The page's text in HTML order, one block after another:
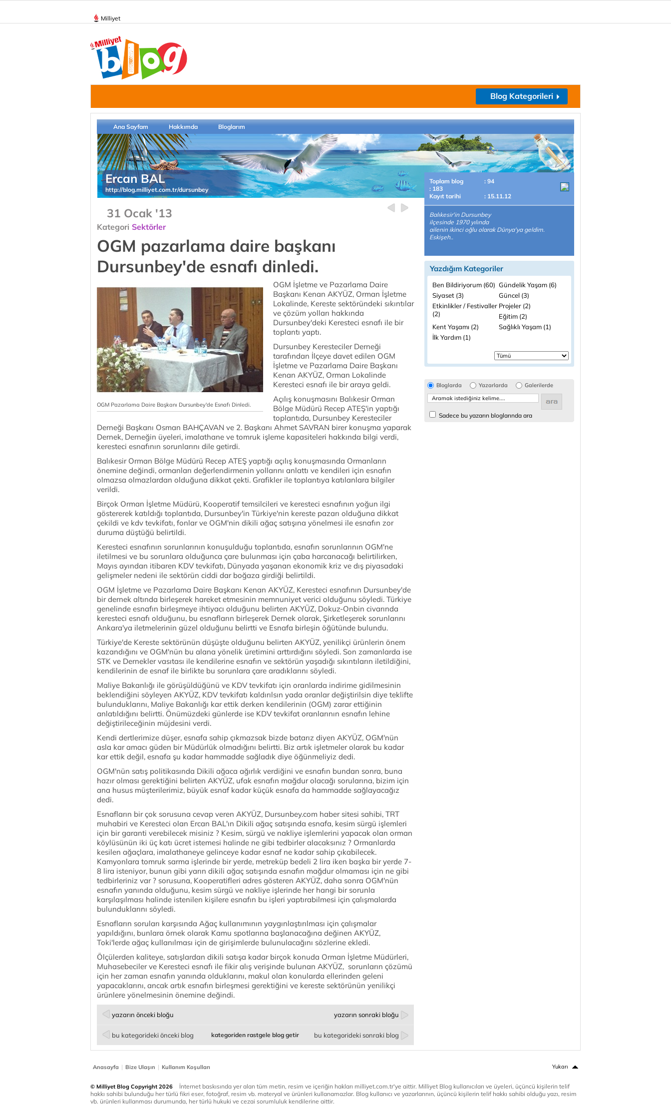
Milliyet
Blog Kategorileri
Ana Sayfam Hakkımda Bloglarım
Ercan BAL
http://blog.milliyet.com.tr/dursunbey
31 Ocak '13
Kategori Sektörler
OGM pazarlama daire başkanı
Dursunbey'de esnafı dinledi.
OGM Pazarlama Daire Başkanı Dursunbey'de Esnafı Dinledi.
OGM İşletme ve Pazarlama Daire
Başkanı Kenan AKYÜZ, Orman İşletme
Lokalinde, Kereste sektöründeki sıkıntılar
ve çözüm yolları hakkında
Dursunbey'deki Keresteci esnafı ile bir
toplantı yaptı.
Dursunbey Keresteciler Derneği
tarafından İlçeye davet edilen OGM
İşletme ve Pazarlama Daire Başkanı
Kenan AKYÜZ, Orman Lokalinde
Keresteci esnafı ile bir araya geldi.
Açılış konuşmasını Balıkesir Orman
Bölge Müdürü Recep ATEŞ'in yaptığı
toplantıda, Dursunbey Keresteciler
Derneği Başkanı Osman BAHÇAVAN ve 2. Başkanı Ahmet SAVRAN birer konuşma yaparak
Dernek, Derneğin üyeleri, imalathane ve tomruk işleme kapasiteleri hakkında bilgi verdi,
keresteci esnafının sorunlarını dile getirdi.
Balıkesir Orman Bölge Müdürü Recep ATEŞ yaptığı açılış konuşmasında Ormanların
önemine değindi, ormanları değerlendirmenin yollarını anlattı ve kendileri için esnafın
olmazsa olmazlardan olduğuna dikkat çekti. Grafikler ile toplantıya katılanlara bilgiler
verildi.
Birçok Orman İşletme Müdürü, Kooperatif temsilcileri ve keresteci esnafının yoğun ilgi
göstererek katıldığı toplantıda, Dursunbey'in Türkiye'nin kereste pazarı olduğuna dikkat
çekildi ve kdv tevkifatı, fonlar ve OGM'nin dikili ağaç satışına yönelmesi ile esnafın zor
duruma düştüğü belirtildi.
Keresteci esnafının sorunlarının konuşulduğu toplantıda, esnafın sorunlarının OGM'ne
iletilmesi ve bu sorunlara olduğunca çare bulunması için çaba harcanacağı belirtilirken,
Mayıs ayından itibaren KDV tevkifatı, Dünyada yaşanan ekonomik kriz ve dış piyasadaki
gelişmeler nedeni ile sektörün ciddi dar boğaza girdiği belirtildi.
OGM İşletme ve Pazarlama Daire Başkanı Kenan AKYÜZ, Keresteci esnafının Dursunbey'de
bir dernek altında birleşerek hareket etmesinin memnuniyet verici olduğunu söyledi. Türkiye
genelinde esnafın birleşmeye ihtiyacı olduğunu belirten AKYÜZ, Dokuz-Onbin civarında
keresteci esnafı olduğunu, bu esnafların birleşerek Dernek olarak, Şirketleşerek sorunlarını
Ankara'ya iletmelerinin güzel olduğunu belirtti ve Esnafa birleşin öğütünde bulundu.
Türkiye'de Kereste sektörünün düşüşte olduğunu belirten AKYÜZ, yenilikçi ürünlerin önem
kazandığını ve OGM'nün bu alana yönelik üretimini arttırdığını söyledi. Son zamanlarda ise
STK ve Dernekler vasıtası ile kendilerine esnafın ve sektörün yaşadığı sıkıntıların iletildiğini,
kendilerinin de esnaf ile birlikte bu sorunlara çare aradıklarını söyledi.
Maliye Bakanlığı ile görüşüldüğünü ve KDV tevkifatı için oranlarda indirime gidilmesinin
beklendiğini söyleyen AKYÜZ, KDV tevkifatı kaldırılsın yada oranlar değiştirilsin diye teklifte
bulunduklarını, Maliye Bakanlığı kar ettik derken kendilerinin (OGM) zarar ettiğinin
anlatıldığını belirtti. Önümüzdeki günlerde ise KDV tevkifat oranlarının esnafın lehine
değiştirileceğinin müjdesini verdi.
Kendi dertlerimize düşer, esnafa sahip çıkmazsak bizde batarız diyen AKYÜZ, OGM'nün
asla kar amacı güden bir Müdürlük olmadığını belirtti. Biz artık işletmeler olarak bu kadar
kar ettik değil, esnafa şu kadar hammadde sağladık diye öğünmeliyiz dedi.
OGM'nün satış politikasında Dikili ağaca ağırlık verdiğini ve esnafın bundan sonra, buna
hazır olması gerektiğini belirten AKYÜZ, ufak esnafın mağdur olacağı sorularına, bizim için
ana husus müşterilerimiz, büyük esnaf kadar küçük esnafa da hammadde sağlayacağız
dedi.
Esnafların bir çok sorusuna cevap veren AKYÜZ, Dursunbey.com haber sitesi sahibi, TRT
muhabiri ve Keresteci olan Ercan BAL'ın Dikili ağaç satışında esnafa, kesim sürgü işlemleri
için bir garanti verebilecek misiniz ? Kesim, sürgü ve nakliye işlemlerini yapacak olan orman
köylüsünün iki üç katı ücret istemesi halinde ne gibi tedbirler alacaksınız ? Ormanlarda
kesilen ağaçlara, imalathaneye gelinceye kadar esnaf ne kadar sahip çıkabilecek.
Kamyonlara tomruk sarma işlerinde bir yerde, metreküp bedeli 2 lira iken başka bir yerde 7-
8 lira isteniyor, bunun gibi yarın dikili ağaç satışında esnafın mağdur olmaması için ne gibi
tedbirleriniz var ? sorusuna, Kooperatifleri adres gösteren AKYÜZ, daha sonra OGM'nün
esnafın yanında olduğunu, kesim sürgü ve nakliye işlerinde her hangi bir sorunla
karşılaşılması halinde istenilen kişilere esnafın bu işleri yaptırabilmesi için çalışmalarda
bulunduklarını söyledi.
Esnafların soruları karşısında Ağaç kullanımının yaygınlaştırılması için çalışmalar
yapıldığını, bunlara örnek olarak Kamu spotlarına başlanacağına değinen AKYÜZ,
Toki'lerde ağaç kullanılması için de girişimlerde bulunulacağını sözlerine ekledi.
Ölçülerden kaliteye, satışlardan dikili satışa kadar birçok konuda Orman İşletme Müdürleri,
Muhasebeciler ve Keresteci esnafı ile fikir alış verişinde bulunan AKYÜZ, sorunların çözümü
için her zaman esnafın yanında olduklarını, makul olan konularda ellerinden geleni
yapacaklarını, ancak artık esnafın birleşmesi gerektiğini ve kereste sektörünün yenilikçi
ürünlere yönelmesinin önemine değindi.
yazarın önceki bloğu yazarın sonraki bloğu
bu kategorideki önceki blog bu kategorideki sonraki blog
kategoriden rastgele blog getir
Toplam blog
: 94
: 183
Kayıt tarihi
: 15.11.12
Balıkesir'in Dursunbey
ilçesinde 1970 yılında
ailenin ikinci oğlu olarak Dünya'ya geldim.
Eskişeh..
Yazdığım Kategoriler
Ben Bildiriyorum (60) Gündelik Yaşam (6)
Siyaset (3)
Güncel (3)
Etkinlikler / Festivaller
(2)
Projeler (2)
Eğitim (2)
Kent Yaşamı (2)
Sağlıklı Yaşam (1)
İlk Yardım (1)
Bloglarda Yazarlarda Galerilerde
Sadece bu yazarın bloglarında ara
Anasayfa | Bize Ulaşın | Kullanım Koşulları Yukarı
© Milliyet Blog Copyright 2026
İnternet baskısında yer alan tüm metin, resim ve içeriğin hakları milliyet.com.tr'ye aittir. Milliyet Blog kullanıcıları ve üyeleri, üçüncü kişilerin telif
hakkı sahibi bulunduğu her türlü fikri eser, fotoğraf, resim vb. materyal ve ürünleri kullanamazlar. Blog kullanıcı ve yazarlarının, üçüncü kişilerin telif hakkı sahibi olduğu yazı, resim
vb. ürünleri kullanması durumunda, her türlü hukuki ve cezai sorumluluk kendilerine aittir.